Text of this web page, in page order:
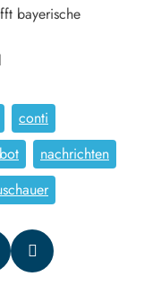
bayerische
conti
nachrichten